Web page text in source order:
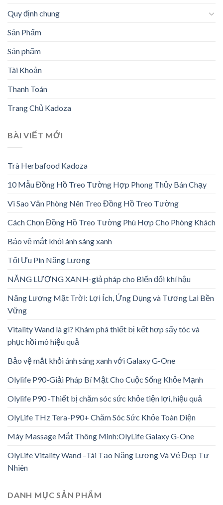
Quy định chung
Sản Phẩm
Sản phẩm
Tài Khoản
Thanh Toán
Trang Chủ Kadoza
BÀI VIẾT MỚI
Trà Herbafood Kadoza
10 Mẫu Đồng Hồ Treo Tường Hợp Phong Thủy Bán Chạy
Vì Sao Văn Phòng Nên Treo Đồng Hồ Treo Tường
Cách Chọn Đồng Hồ Treo Tường Phù Hợp Cho Phòng Khách
Bảo vệ mắt khỏi ánh sáng xanh
Tối Ưu Pin Năng Lượng
NĂNG LƯỢNG XANH-giả pháp cho Biến đổi khí hậu
Năng Lượng Mặt Trời: Lợi Ích, Ứng Dụng và Tương Lai Bền
Vững
Vitality Wand là gì? Khám phá thiết bị kết hợp sấy tóc và
phục hồi mô hiệu quả
Bảo vệ mắt khỏi ánh sáng xanh với Galaxy G-One
Olylife P90-Giải Pháp Bí Mật Cho Cuộc Sống Khỏe Mạnh
Olylife P90 -Thiết bị chăm sóc sức khỏe tiện lợi, hiệu quả
OlyLife THz Tera-P90+ Chăm Sóc Sức Khỏe Toàn Diện
Máy Massage Mắt Thông Minh:OlyLife Galaxy G-One
OlyLife Vitality Wand –Tái Tạo Năng Lượng Và Vẻ Đẹp Tự
Nhiên
DANH MỤC SẢN PHẨM